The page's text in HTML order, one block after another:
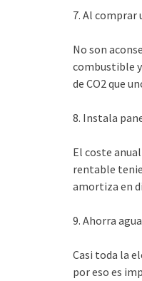
7. Al comprar
No son
combustible
de CO2 que
8. Instala
El coste
rentable
amortiza en
9. Ahorra
Casi toda la
por eso es